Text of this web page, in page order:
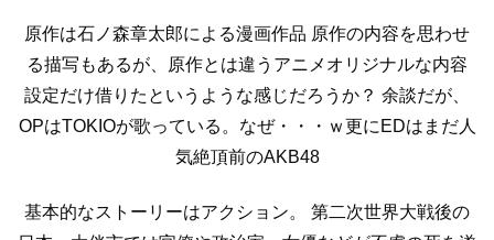
原作は石ノ森章太郎による漫画作品 原作の内容を思わせ
る描写もあるが、原作とは違うアニメオリジナルな内容
設定だけ借りたというような感じだろうか？ 余談だが、
OPはTOKIOが歌っている。なぜ・・・ｗ更にEDはまだ人
気絶頂前のAKB48
基本的なストーリーはアクション。
第二次世界大戦後の